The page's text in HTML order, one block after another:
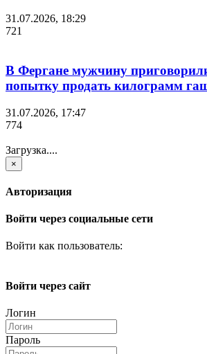
31.07.2026, 18:29
721
В Фергане мужчину
попытку продать килограмм
31.07.2026, 17:47
774
Загрузка....
×
Авторизация
Войти через социальные сети
Войти как пользователь:
Войти через сайт
Логин
Пароль